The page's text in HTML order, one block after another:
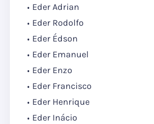
Eder Adrian
Eder Rodolfo
Eder Édson
Eder Emanuel
Eder Enzo
Eder Francisco
Eder Henrique
Eder Inácio